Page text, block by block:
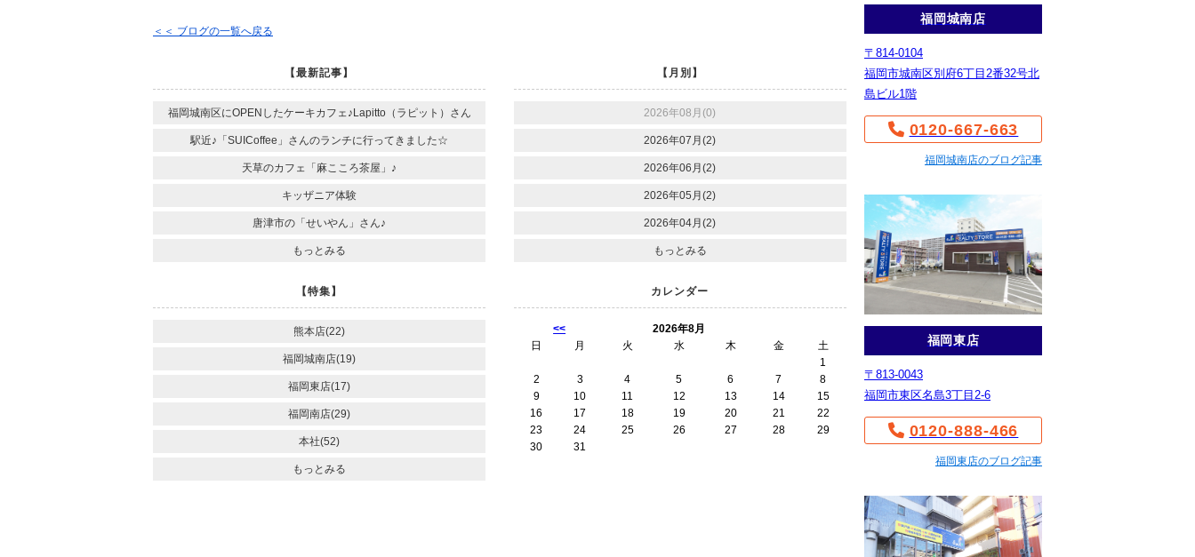
＜＜ ブログの一覧へ戻る
【最新記事】
福岡城南区にOPENしたケーキカフェ♪Lapitto（ラピット）さん
駅近♪「SUICoffee」さんのランチに行ってきました☆
天草のカフェ「麻こころ茶屋」♪
キッザニア体験
唐津市の「せいやん」さん♪
もっとみる
【月別】
2026年08月(0)
2026年07月(2)
2026年06月(2)
2026年05月(2)
2026年04月(2)
もっとみる
【特集】
熊本店(22)
福岡城南店(19)
福岡東店(17)
福岡南店(29)
本社(52)
もっとみる
カレンダー
<<
2026年8月
日
月 火 水 木 金
土
1
2
3 4 5 6 7
8
9
10 11 12 13 14
15
16
17 18 19 20 21
22
23
24 25 26 27 28
29
30
31
福岡城南店
〒814-0104
福岡市城南区別府6丁目2番32号北
島ビル1階
0120-667-663
福岡城南店のブログ記事
福岡東店
〒813-0043
福岡市東区名島3丁目2-6
0120-888-466
福岡東店のブログ記事